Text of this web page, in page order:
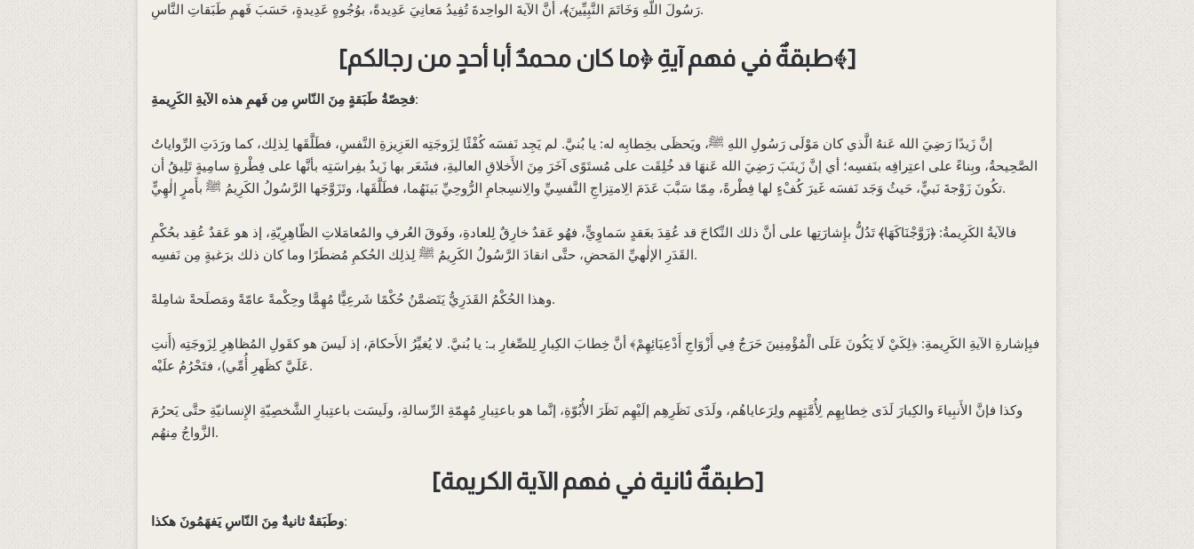
رَسُولَ اللَّهِ وَخَاتَمَ النَّبِيِّينَ﴾، أنَّ الآيةَ الواحِدةَ تُفِيدُ مَعانِيَ عَدِيدةً، بوُجُوهٍ عَدِيدةٍ، حَسَبَ فَهمِ طَبَقاتِ النَّاسِ.
[طبقةٌ في فهم آيةِ ﴿ما كان محمدٌ أبا أحدٍ من رجالكم﴾]
فحِصّةُ طَبَقةٍ مِنَ النّاسِ مِن فَهمِ هذه الآيةِ الكَرِيمةِ:
إنَّ زَيدًا رَضِيَ الله عَنهُ الَّذي كان مَوْلَى رَسُولِ اللهِ ﷺ، ويَحظَى بخِطابِه له: يا بُنيَّ. لم يَجِد نَفسَه كُفْئًا لِزَوجَتِه العَزِيزةِ النَّفسِ، فطَلَّقَها لِذلِك، كما ورَدَتِ الرِّواياتُ
الصَّحِيحةُ، وبِناءً على اعتِرافِه بنَفسِه؛ أي إنَّ زَينَبَ رَضِيَ الله عَنهَا قد خُلِقَت على مُستَوًى آخَرَ مِنَ الأَخلاقِ العاليةِ، فشَعَر بها زَيدٌ بفِراسَتِه بأنَّها على فِطْرةٍ سامِيةٍ تَلِيقُ أن
تكُونَ زَوْجةَ نَبيٍّ، حَيثُ وَجَد نَفسَه غَيرَ كُفْءٍ لها فِطْرةً، مِمّا سَبَّبَ عَدَمَ الِامتِزاجِ النَّفسِيِّ والِانسِجامِ الرُّوحِيِّ بَينَهُما، فطَلَّقَها، وتَزَوَّجَها الرَّسُولُ الكَرِيمُ ﷺ بأَمرٍ إلٰهِيٍّ.
فالآيةُ الكَرِيمةُ: ﴿زَوَّجْنَاكَهَا﴾ تَدُلُّ بإِشارَتِها على أنَّ ذلك النِّكاحَ قد عُقِدَ بعَقدٍ سَماوِيٍّ، فهُو عَقدٌ خارِقٌ لِلعادةِ، وفَوقَ العُرفِ والمُعامَلاتِ الظّاهِرِيّةِ، إذ هو عَقدٌ عُقِد بحُكْمِ
القَدَرِ الإلٰهيِّ المَحضِ، حتَّى انقادَ الرَّسُولُ الكَرِيمُ ﷺ لِذلِك الحُكمِ مُضطَرًا وما كان ذلك برَغبةٍ مِن نَفسِه.
وهذا الحُكْمُ القَدَرِيُّ يَتَضمَّنُ حُكْمًا شَرعِيًّا مُهِمًّا وحِكْمةً عامّةً ومَصلَحةً شامِلةً.
فبِإشارةِ الآيةِ الكَرِيمةِ: ﴿لِكَيْ لَا يَكُونَ عَلَى الْمُؤْمِنِينَ حَرَجٌ فِي أَزْوَاجِ أَدْعِيَائِهِمْ﴾ أنَّ خِطابَ الكِبارِ لِلصِّغارِ بـ: يا بُنيَّ. لا يُغيِّرُ الأَحكامَ، إذ لَيسَ هو كقَولِ المُظاهِرِ لِزَوجَتِه (أَنتِ
عَلَيَّ كظَهرِ أُمِّي)، فتَحْرُمُ علَيْه.
وكذا فإنَّ الأَنبِياءَ والكِبارَ لَدَى خِطابِهِم لِأُمَّتِهِم ولِرَعاياهُم، ولَدَى نَظَرِهِم إلَيْهِم نَظَرَ الأُبُوّةِ، إنَّما هو باعتِبارِ مُهِمّةِ الرِّسالةِ، ولَيسَت باعتِبارِ الشَّخصِيّةِ الإِنسانيّةِ حتَّى يَحرُمَ
الزَّواجُ مِنهُم.
[طبقةٌ ثانية في فهم الآية الكريمة]
وطَبَقةٌ ثانيةٌ مِنَ النّاسِ يَفهَمُونَ هكذا: